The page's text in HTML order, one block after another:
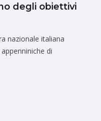
degli obiettivi
nazionale italiana
di